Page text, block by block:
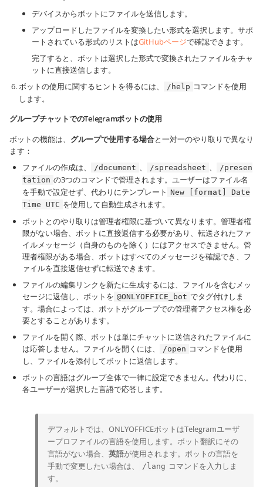
デバイスからボットにファイルを送信します。
アップロードしたファイルを変換したい形式を選択します。サポ
ートされている形式のリストはGitHubページで確認できます。
完了すると、ボットは選択した形式で変換されたファイルをチャ
ットに直接送信します。
ボットの使用に関するヒントを得るには、
/help コマンドを使用
します。
グループチャットでのTelegramボットの使用
ボットの機能は、 グループで使用する場合と一対一のやり取りで異なり
ます：
ファイルの作成は、
/document /spreadsheet
/presen
tation の3つのコマンドで管理されます。ユーザーはファイル名
を手動で設定せず、代わりにテンプレート New [format] Date
Time UTC を使用して自動生成されます。
ボットとのやり取りは管理者権限に基づいて異なります。管理者権
限がない場合、ボットに直接返信する必要があり、転送されたファ
イルメッセージ（自身のものを除く）にはアクセスできません。管
理者権限がある場合、ボットはすべてのメッセージを確認でき、フ
ァイルを直接返信せずに転送できます。
ファイルの編集リンクを新たに生成するには、ファイルを含むメッ
セージに返信し、ボットを @ONLYOFFICE_bot でタグ付けしま
す。場合によっては、ボットがグループでの管理者アクセス権を必
要とすることがあります。
ファイルを開く際、ボットは単にチャットに送信されたファイルに
は応答しません。ファイルを開くには、
/open コマンドを使用
し、ファイルを添付してボットに返信します。
ボットの言語はグループ全体で一律に設定できません。代わりに、
各ユーザーが選択した言語で応答します。
デフォルトでは、ONLYOFFICEボットはTelegramユーザ
ープロファイルの言語を使用します。ボット翻訳にその
言語がない場合、 英語が使用されます。ボットの言語を
手動で変更したい場合は、
/lang コマンドを入力しま
す。